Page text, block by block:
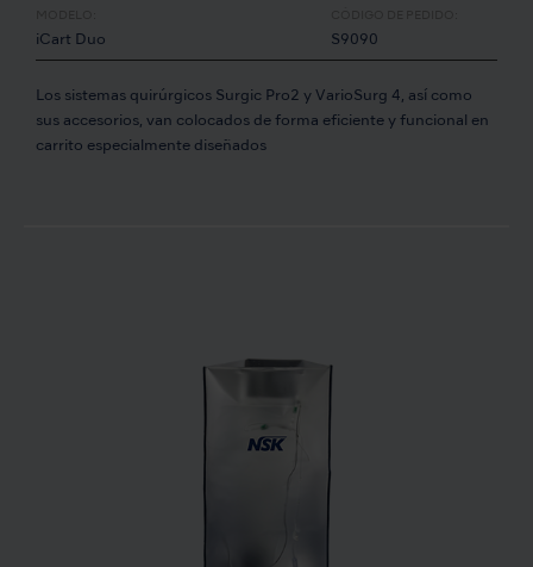
iCart Duo S9090
Los sistemas quirúrgicos Surgic Pro2 y VarioSurg 4, así como
sus accesorios, van colocados de forma eficiente y funcional en
carrito especialmente diseñados